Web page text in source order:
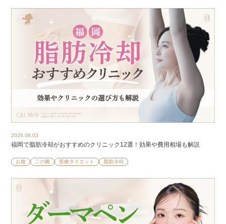
2026.08.03
福岡で脂肪冷却がおすすめのクリニック12選！効果や費用相場も解説
お腹 二の腕 医療ダイエット 脂肪冷却